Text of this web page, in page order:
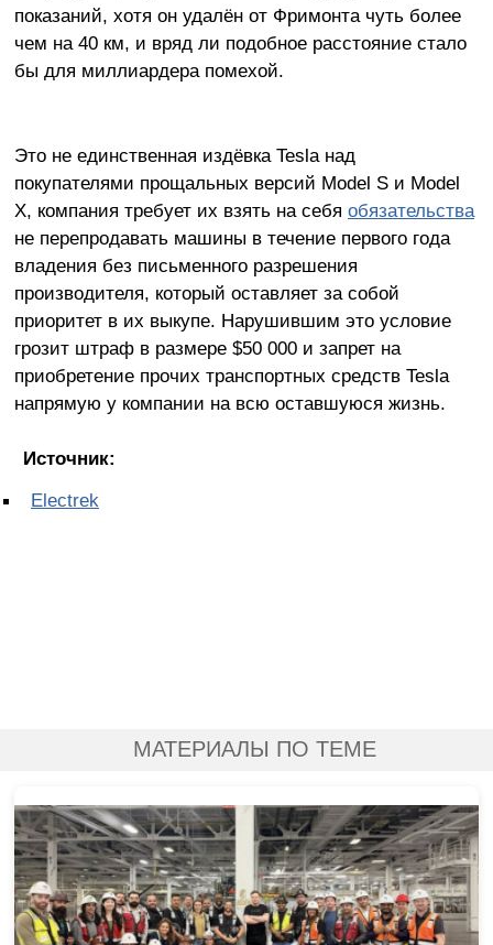
показаний, хотя он удалён от Фримонта чуть более
чем на 40 км, и вряд ли подобное расстояние стало
бы для миллиардера помехой.
Это не единственная издёвка Tesla над
покупателями прощальных версий Model S и Model
X, компания требует их взять на себя обязательства
не перепродавать машины в течение первого года
владения без письменного разрешения
производителя, который оставляет за собой
приоритет в их выкупе. Нарушившим это условие
грозит штраф в размере $50 000 и запрет на
приобретение прочих транспортных средств Tesla
напрямую у компании на всю оставшуюся жизнь.
Источник:
Electrek
МАТЕРИАЛЫ ПО ТЕМЕ